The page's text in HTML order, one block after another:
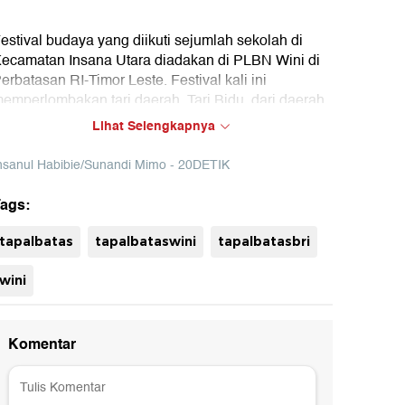
budaya yang diikuti sejumlah sekolah di
Insana Utara diadakan di PLBN Wini di
RI-Timor Leste. Festival kali ini
tari daerah, Tari Bidu, dari daerah
Nusa Tenggara Timur.
bersama BRI mengadakan program Tapal
yang mengulas perkembangan ekonomi,
hingga wisata di beberapa wilayah
Indonesia. Untuk mengetahui informasi dari
program ini ikuti terus berita tentang Tapal Batas di
tapalbatas.detik.com!
Lihat Selengkapnya
Habibie/Sunandi Mimo - 20DETIK
tapalbatas tapalbataswini tapalbatasbri
wini